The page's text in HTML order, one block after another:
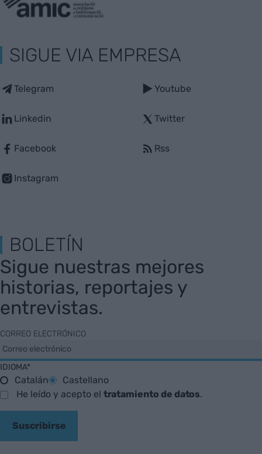
SIGUE VIA EMPRESA
Telegram
Linkedin
Facebook
Instagram
Youtube
Twitter
Rss
BOLETÍN
Sigue nuestras mejores
historias, reportajes y
entrevistas.
CORREO ELECTRÓNICO
IDIOMA*
Catalán
Castellano
He leído y acepto el tratamiento de datos.
Suscribirse